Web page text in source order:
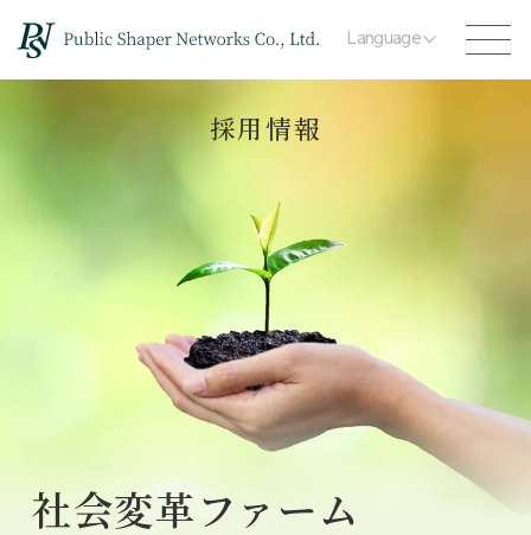
Language
採用情報
社会変革ファーム